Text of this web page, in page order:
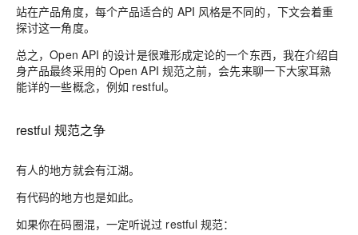
站在产品角度，每个产品适合的 API 风格是不同的，下文会着重
探讨这一角度。
总之，Open API 的设计是很难形成定论的一个东西，我在介绍自
身产品最终采用的 Open API 规范之前，会先来聊一下大家耳熟
能详的一些概念，例如 restful。
restful 规范之争
有人的地方就会有江湖。
有代码的地方也是如此。
如果你在码圈混，一定听说过 restful 规范：